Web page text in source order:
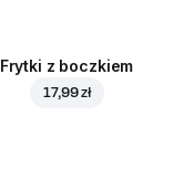
Frytki z boczkiem
17,99 zł